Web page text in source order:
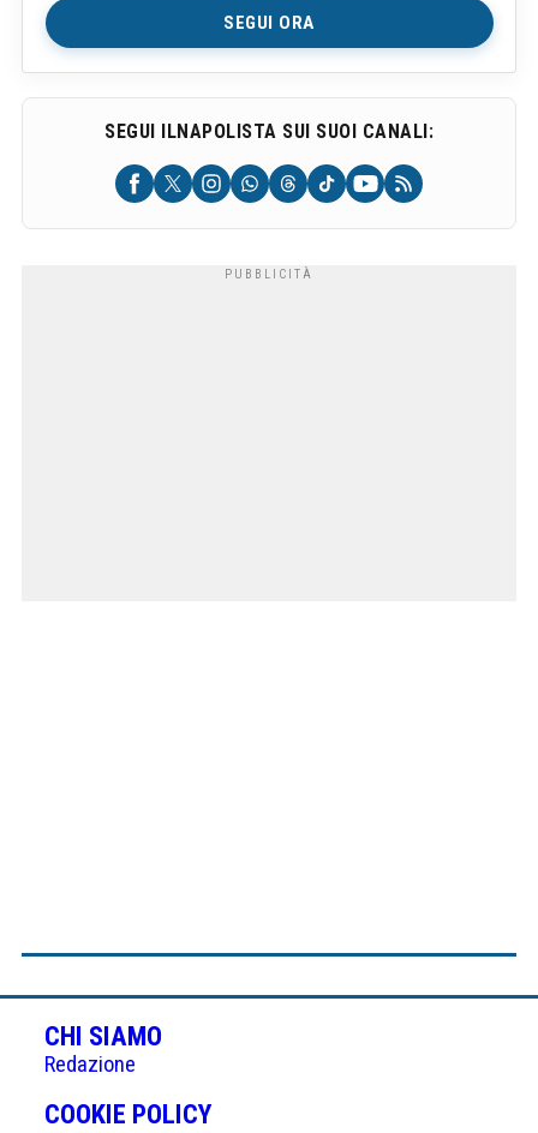
SEGUI ORA
SEGUI ILNAPOLISTA SUI SUOI CANALI:
CHI SIAMO
Redazione
COOKIE POLICY(APRE